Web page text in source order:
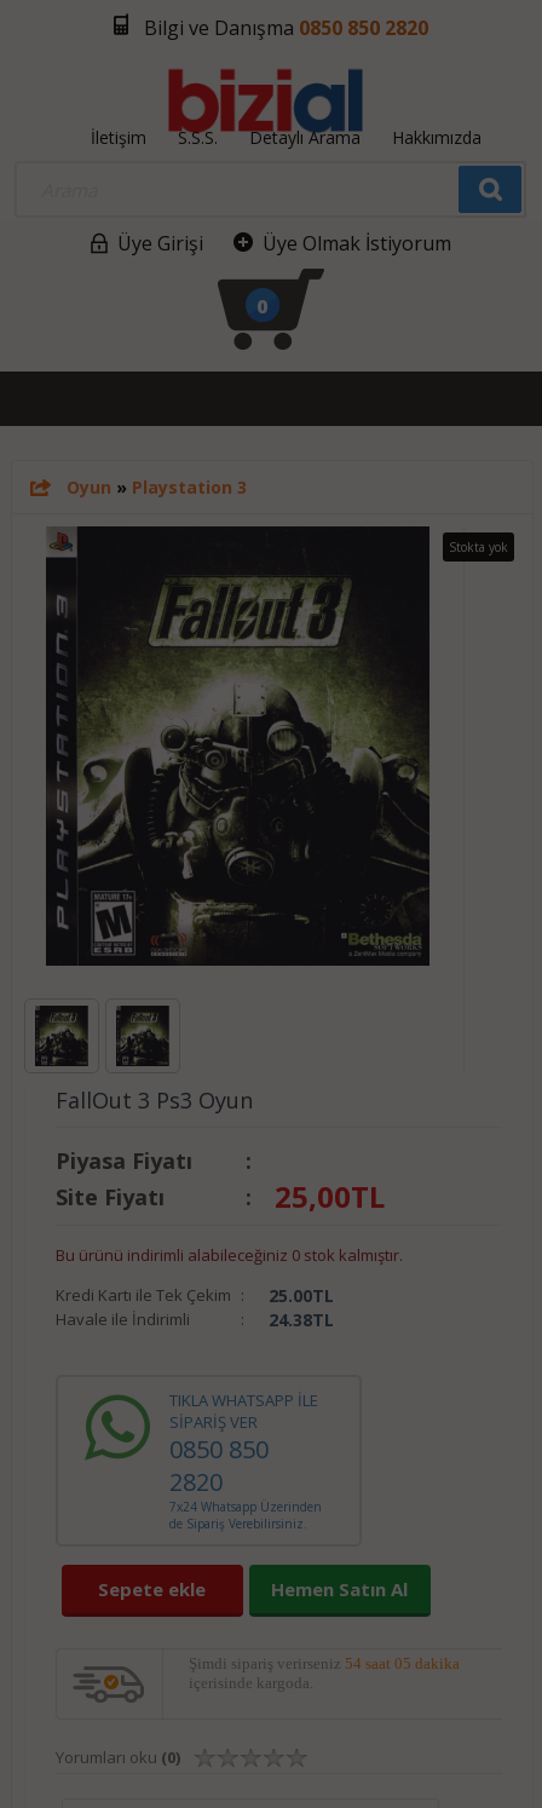
Bilgi ve Danışma 0850 850 2820
İletişim S.S.S. Detaylı Arama Hakkımızda
Üye Girişi Üye Olmak İstiyorum
0
Oyun » Playstation 3
Stokta yok
FallOut 3 Ps3 Oyun
Piyasa Fiyatı
:
Site Fiyatı
: 25,00TL
Bu ürünü indirimli alabileceğiniz 0 stok kalmıştır.
Kredi Kartı ile Tek Çekim : 25.00TL
Havale ile İndirimli : 24.38TL
TIKLA WHATSAPP İLE
SİPARİŞ VER
0850 850
2820
7x24 Whatsapp Üzerinden
de Sipariş Verebilirsiniz.
Sepete ekle Hemen Satın Al
Şimdi sipariş verirseniz 54 saat 05 dakika
içerisinde kargoda.
Yorumları oku (0)